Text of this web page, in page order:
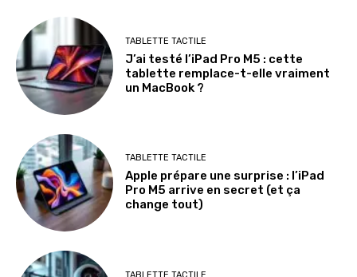
TABLETTE TACTILE
J’ai testé l’iPad Pro M5 : cette
tablette remplace-t-elle vraiment
un MacBook ?
TABLETTE TACTILE
Apple prépare une surprise : l’iPad
Pro M5 arrive en secret (et ça
change tout)
TABLETTE TACTILE